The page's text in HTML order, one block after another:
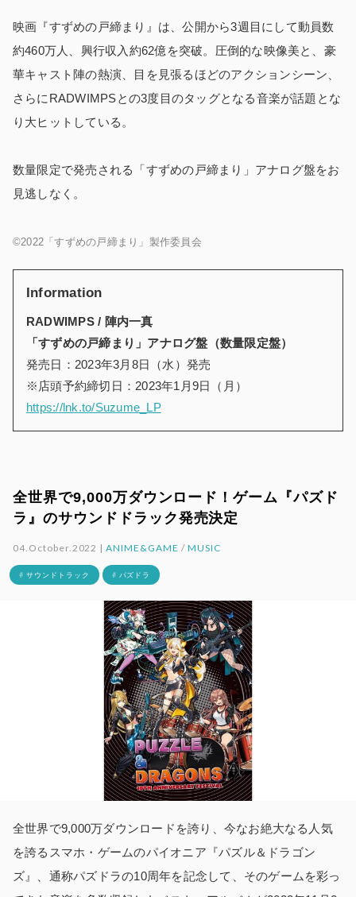
映画『すずめの戸締まり』は、公開から3週目にして動員数
約460万人、興行収入約62億を突破。圧倒的な映像美と、豪
華キャスト陣の熱演、目を見張るほどのアクションシーン、
さらにRADWIMPSとの3度目のタッグとなる音楽が話題とな
り大ヒットしている。
数量限定で発売される「すずめの戸締まり」アナログ盤をお
見逃しなく。
©2022「すずめの戸締まり」製作委員会
Information
RADWIMPS / 陣内一真
「すずめの戸締まり」アナログ盤（数量限定盤）
発売日：2023年3月8日（水）発売
※店頭予約締切日：2023年1月9日（月）
https://lnk.to/Suzume_LP
全世界で9,000万ダウンロード！ゲーム『パズド
ラ』のサウンドドラック発売決定
04.October.2022 |ANIME&GAME / MUSIC
# サウンドトラック # パズドラ
全世界で9,000万ダウンロードを誇り、今なお絶大なる人気
を誇るスマホ・ゲームのパイオニア『パズル＆ドラゴン
ズ』、通称パズドラの10周年を記念して、そのゲームを彩っ